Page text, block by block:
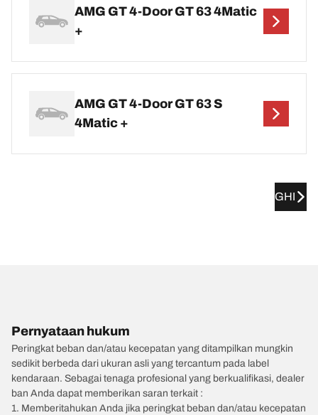
AMG GT 4-Door GT 63 4Matic
+
AMG GT 4-Door GT 63 S
4Matic +
GHI
Pernyataan hukum
Peringkat beban dan/atau kecepatan yang ditampilkan mungkin
sedikit berbeda dari ukuran asli yang tercantum pada label
kendaraan. Sebagai tenaga profesional yang berkualifikasi, dealer
ban Anda dapat memberikan saran terkait :
1. Memberitahukan Anda jika peringkat beban dan/atau kecepatan